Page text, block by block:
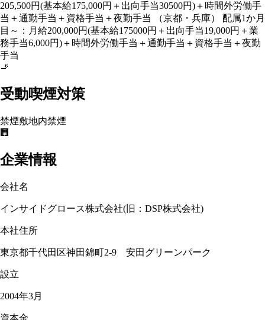
205,500円(基本給175,000円＋出向手当30500円)＋時間外労働手
当＋通勤手当＋資格手当＋夜勤手当 （京都・兵庫） 配属1か月
目～：月給200,000円(基本給175000円＋出向手当19,000円＋業
務手当6,000円)＋時間外労働手当＋通勤手当＋資格手当＋夜勤
手当
🚬
受動喫煙対策
禁煙敷地内禁煙
🏢
企業情報
会社名
インサイドグロース株式会社(旧：DSP株式会社)
本社住所
東京都千代田区神田錦町2-9 安田グリーンパーク
設立
2004年3月